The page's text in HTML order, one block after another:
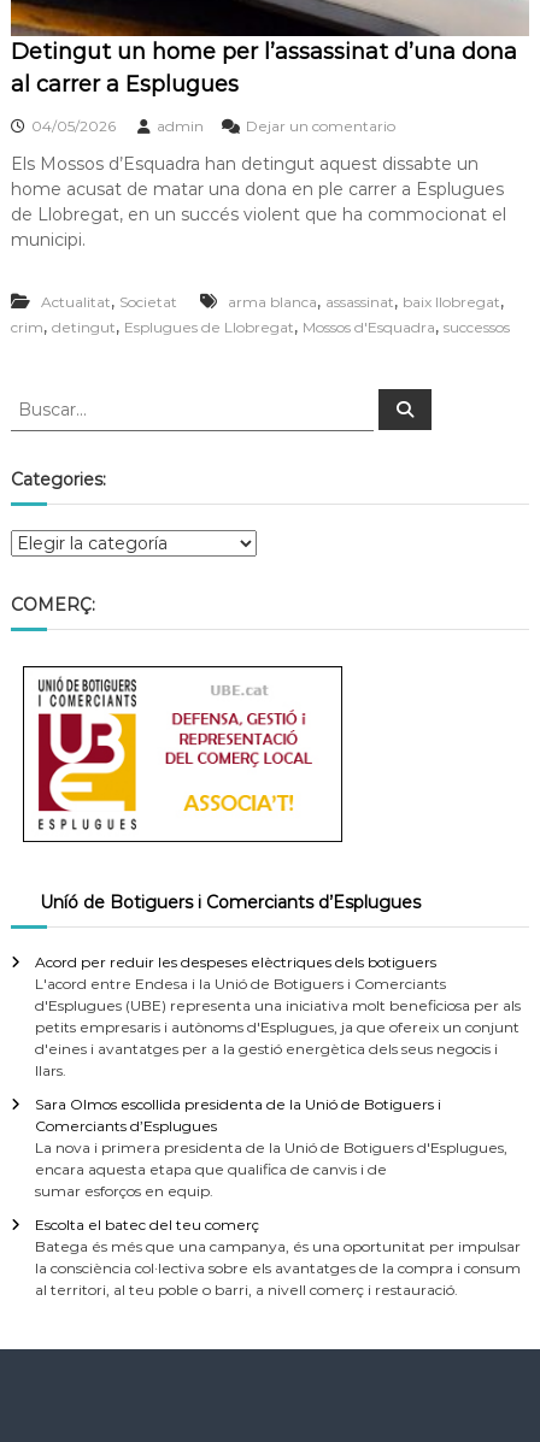
Detingut un home per l’assassinat d’una dona
al carrer a Esplugues
04/05/2026 admin Dejar un comentario
Els Mossos d’Esquadra han detingut aquest dissabte un
home acusat de matar una dona en ple carrer a Esplugues
de Llobregat, en un succés violent que ha commocionat el
municipi.
Actualitat, Societat arma blanca, assassinat, baix llobregat,
crim, detingut, Esplugues de Llobregat, Mossos d'Esquadra, successos
Categories:
COMERÇ:
Uníó de Botiguers i Comerciants d’Esplugues
Acord per reduir les despeses elèctriques dels botiguers
L'acord entre Endesa i la Unió de Botiguers i Comerciants
d'Esplugues (UBE) representa una iniciativa molt beneficiosa per als
petits empresaris i autònoms d'Esplugues, ja que ofereix un conjunt
d'eines i avantatges per a la gestió energètica dels seus negocis i
llars.
Sara Olmos escollida presidenta de la Unió de Botiguers i
Comerciants d’Esplugues
La nova i primera presidenta de la Unió de Botiguers d'Esplugues,
encara aquesta etapa que qualifica de canvis i de
sumar esforços en equip.
Escolta el batec del teu comerç
Batega és més que una campanya, és una oportunitat per impulsar
la consciència col·lectiva sobre els avantatges de la compra i consum
al territori, al teu poble o barri, a nivell comerç i restauració.